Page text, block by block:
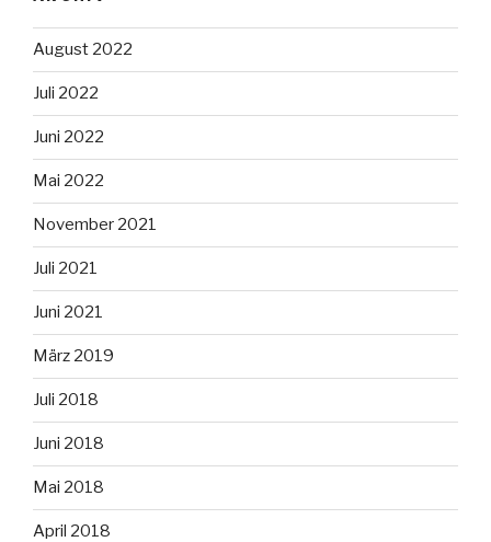
August 2022
Juli 2022
Juni 2022
Mai 2022
November 2021
Juli 2021
Juni 2021
März 2019
Juli 2018
Juni 2018
Mai 2018
April 2018